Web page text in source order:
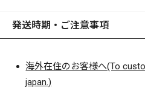
発送時期・ご注意事項
海外在住のお客様へ(To
japan.)